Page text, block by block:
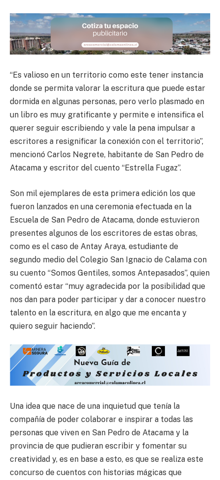
“Es valioso en un territorio como este tener instancia
donde se permita valorar la escritura que puede estar
dormida en algunas personas, pero verlo plasmado en
un libro es muy gratificante y permite e intensifica el
querer seguir escribiendo y vale la pena impulsar a
escritores a resignificar la conexión con el territorio”,
mencionó Carlos Negrete, habitante de San Pedro de
Atacama y escritor del cuento “Estrella Fugaz”.
Son mil ejemplares de esta primera edición los que
fueron lanzados en una ceremonia efectuada en la
Escuela de San Pedro de Atacama, donde estuvieron
presentes algunos de los escritores de estas obras,
como es el caso de Antay Araya, estudiante de
segundo medio del Colegio San Ignacio de Calama con
su cuento “Somos Gentiles, somos Antepasados”, quien
comentó estar “muy agradecida por la posibilidad que
nos dan para poder participar y dar a conocer nuestro
talento en la escritura, en algo que me encanta y
quiero seguir haciendo”.
Una idea que nace de una inquietud que tenía la
compañía de poder colaborar e inspirar a todas las
personas que viven en San Pedro de Atacama y la
provincia de que pudieran escribir y fomentar su
creatividad y, es en base a esto, es que se realiza este
concurso de cuentos con historias mágicas que